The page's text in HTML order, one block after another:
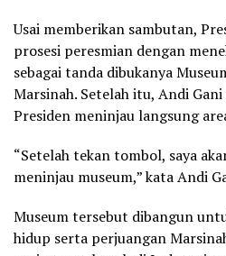
Usai memberikan sambutan,
prosesi peresmian dengan
sebagai tanda dibukanya
Marsinah. Setelah itu, Andi
Presiden meninjau langsung
“Setelah tekan tombol, saya
meninjau museum,” kata Andi
Museum tersebut dibangun
hidup serta perjuangan